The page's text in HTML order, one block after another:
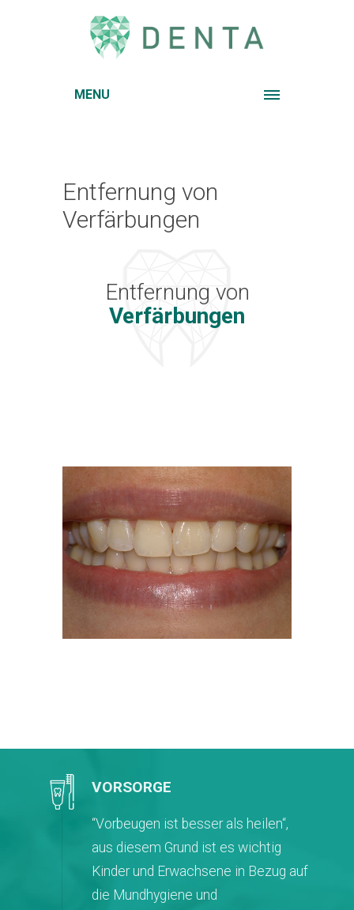
MENU
Entfernung von
Verfärbungen
Entfernung von
Verfärbungen
VORSORGE
“Vorbeugen ist besser als heilen“,
aus diesem Grund ist es wichtig
Kinder und Erwachsene in Bezug auf
die Mundhygiene und